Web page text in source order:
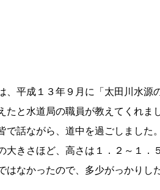
平成１３年９月に「太田川水源
と水道局の職員が教えてくれま
で話ながら、道中を過ごしました。
きさほど、高さは１．２～１
なかったので、多少がっかりし